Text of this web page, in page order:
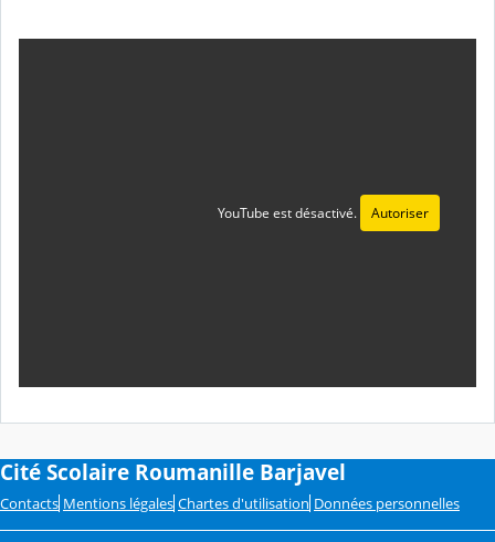
YouTube est désactivé. Autoriser
Cité Scolaire Roumanille Barjavel
Contacts Mentions légales Chartes d'utilisation Données personnelles